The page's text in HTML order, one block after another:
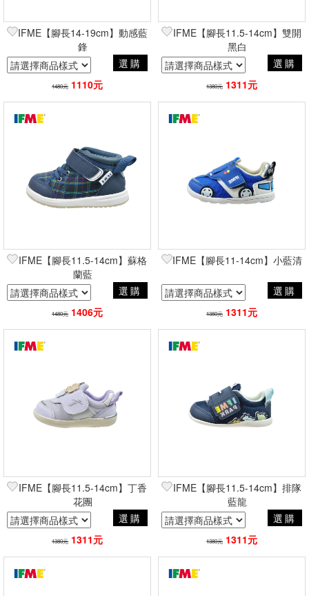
IFME【腳長14-19cm】動感藍
鋒
選購
1480元 1110元
IFME【腳長11.5-14cm】雙開
黑白
選購
1380元 1311元
IFME【腳長11.5-14cm】蘇格
蘭藍
選購
1480元 1406元
IFME【腳長11-14cm】小藍清
選購
1380元 1311元
IFME【腳長11.5-14cm】丁香
花團
選購
1380元 1311元
IFME【腳長11.5-14cm】排隊
藍龍
選購
1380元 1311元